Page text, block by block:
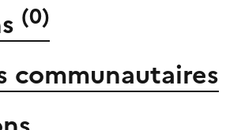
(0)
communautaires